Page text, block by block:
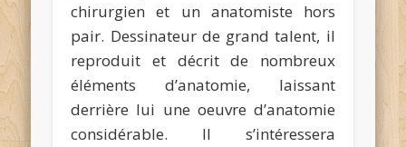
chirurgien et un anatomiste hors
pair. Dessinateur de grand talent, il
reproduit et décrit de nombreux
éléments d’anatomie, laissant
derrière lui une oeuvre d’anatomie
considérable. Il s’intéressera